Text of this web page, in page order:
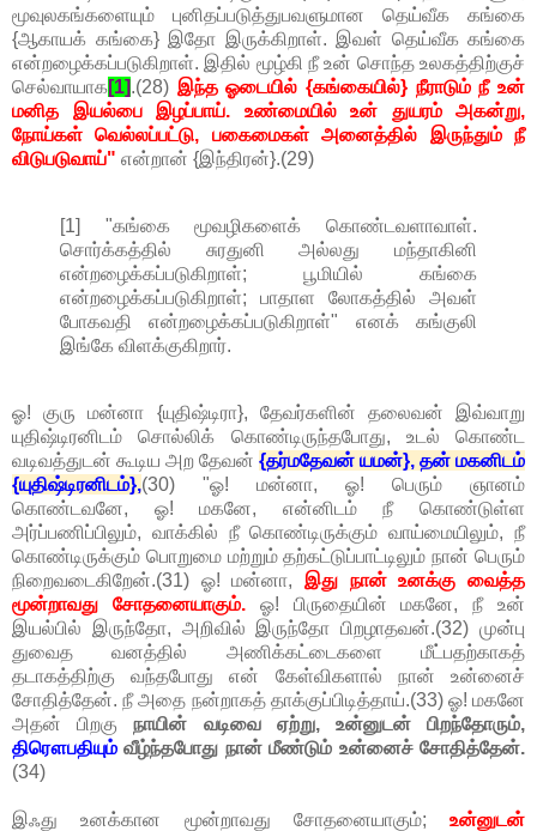
மூவுலகங்களையும் புனிதப்படுத்துபவளுமான தெய்வீக கங்கை
{ஆகாயக் கங்கை} இதோ இருக்கிறாள். இவள் தெய்வீக கங்கை
என்றழைக்கப்படுகிறாள். இதில் மூழ்கி நீ உன் சொந்த உலகத்திற்குச்
செல்வாயாக[1].(28) இந்த ஓடையில் {கங்கையில்} நீராடும் நீ உன்
மனித இயல்பை இழப்பாய். உண்மையில் உன் துயரம் அகன்று,
நோய்கள் வெல்லப்பட்டு, பகைமைகள் அனைத்தில் இருந்தும் நீ
விடுபடுவாய்" என்றான் {இந்திரன்}.(29)
[1] "கங்கை மூவழிகளைக் கொண்டவளாவாள்.
சொர்க்கத்தில் சுரதுனி அல்லது மந்தாகினி
என்றழைக்கப்படுகிறாள்; பூமியில் கங்கை
என்றழைக்கப்படுகிறாள்; பாதாள லோகத்தில் அவள்
போகவதி என்றழைக்கப்படுகிறாள்" எனக் கங்குலி
இங்கே விளக்குகிறார்.
ஓ! குரு மன்னா {யுதிஷ்டிரா}, தேவர்களின் தலைவன் இவ்வாறு
யுதிஷ்டிரனிடம் சொல்லிக் கொண்டிருந்தபோது, உடல் கொண்ட
வடிவத்துடன் கூடிய அற தேவன் {தர்மதேவன் யமன்}, தன் மகனிடம்
{யுதிஷ்டிரனிடம்},(30) "ஓ! மன்னா, ஓ! பெரும் ஞானம்
கொண்டவனே, ஓ! மகனே, என்னிடம் நீ கொண்டுள்ள
அர்ப்பணிப்பிலும், வாக்கில் நீ கொண்டிருக்கும் வாய்மையிலும், நீ
கொண்டிருக்கும் பொறுமை மற்றும் தற்கட்டுப்பாட்டிலும் நான் பெரும்
நிறைவடைகிறேன்.(31) ஓ! மன்னா, இது நான் உனக்கு வைத்த
மூன்றாவது சோதனையாகும்.ஓ! பிருதையின் மகனே, நீ உன்
இயல்பில் இருந்தோ, அறிவில் இருந்தோ பிறழாதவன்.(32) முன்பு
துவைத வனத்தில் அணிக்கட்டைகளை மீட்பதற்காகத்
தடாகத்திற்கு வந்தபோது என் கேள்விகளால் நான் உன்னைச்
சோதித்தேன். நீ அதை நன்றாகத் தாக்குப்பிடித்தாய்.(33) ஓ! மகனே
அதன் பிறகுநாயின் வடிவை ஏற்று, உன்னுடன் பிறந்தோரும்,
திரௌபதியும் வீழ்ந்தபோது நான் மீண்டும் உன்னைச் சோதித்தேன்.
(34)
இஃது உனக்கான மூன்றாவது சோதனையாகும்; உன்னுடன்